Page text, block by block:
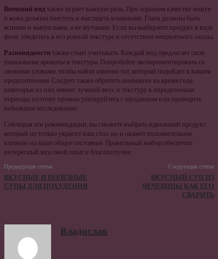
Внешний видтакже играет важную роль. При хорошем качестве чешуя
и кожа должны блестеть и выглядеть влажными. Глаза должны быть
ясными и выпуклыми, а не мутными. Если вы выбираете продукт в виде
филе, убедитесь в его ровной текстуре и отсутствии неприятного запаха.
Разновидноститакже стоит учитывать. Каждый вид предлагает свои
уникальные ароматы и текстуры. Попробуйте экспериментировать со
свежими уловами, чтобы найти именно тот, который подойдет к вашим
предпочтениям. Следует также обратить внимание на время года;
некоторые из них имеют лучший вкус и текстуру в определенные
периоды, поэтому проконсультируйтесь с продавцом или проведите
небольшое исследование.
Соблюдая эти рекомендации, вы сможете выбрать идеальный продукт,
который не только украсит ваш стол, но и окажет положительное
влияние на ваше общее состояние. Правильный выбор обеспечит
интересный вкусовой опыт и благополучие.
Предыдущая статья
ВКУСНЫЕ И ПОЛЕЗНЫЕ
СУПЫ ДЛЯ ПОХУДЕНИЯ
Следующая статья
ВКУСНЫЙ СУП ИЗ
ЧЕЧЕВИЦЫ КАК ЕГО
СВАРИТЬ
Владислав